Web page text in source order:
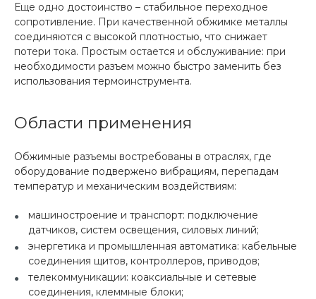
Еще одно достоинство – стабильное переходное
сопротивление. При качественной обжимке металлы
соединяются с высокой плотностью, что снижает
потери тока. Простым остается и обслуживание: при
необходимости разъем можно быстро заменить без
использования термоинструмента.
Области применения
Обжимные разъемы востребованы в отраслях, где
оборудование подвержено вибрациям, перепадам
температур и механическим воздействиям:
машиностроение и транспорт: подключение
датчиков, систем освещения, силовых линий;
энергетика и промышленная автоматика: кабельные
соединения щитов, контроллеров, приводов;
телекоммуникации: коаксиальные и сетевые
соединения, клеммные блоки;